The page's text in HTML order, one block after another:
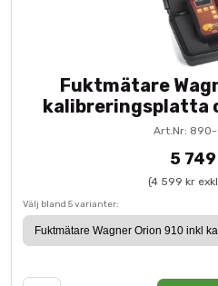
Fuktmätare
kalibreringsplatta
Art.Nr:
5
(4 599 kr
Välj bland 5 varianter: